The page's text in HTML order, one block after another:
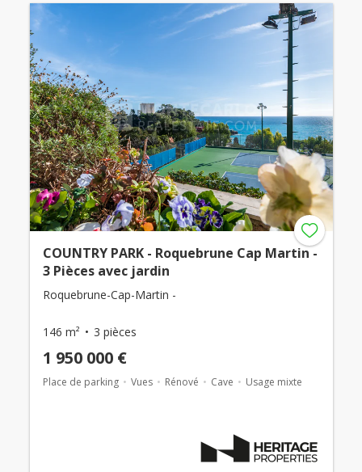
COUNTRY PARK - Roquebrune Cap Martin -
3 Pièces avec jardin
Roquebrune-Cap-Martin -
146 m² 3 pièces
1 950 000 €
Place de parking Vues Rénové Cave Usage mixte